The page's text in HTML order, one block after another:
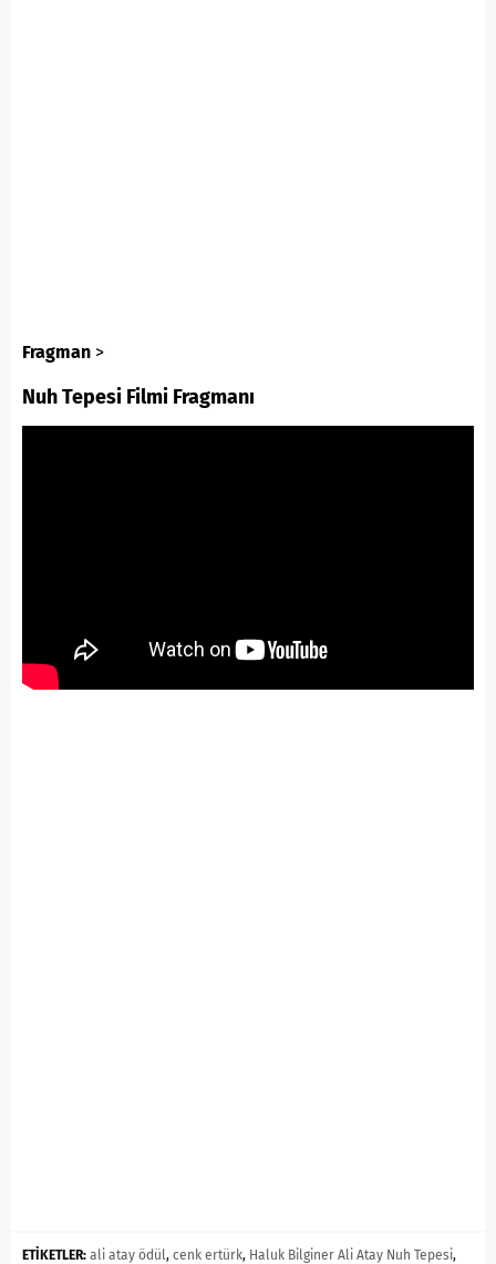
Fragman >
Nuh Tepesi Filmi Fragmanı
ETİKETLER: ali atay ödül, cenk ertürk, Haluk Bilginer Ali Atay Nuh Tepesi,